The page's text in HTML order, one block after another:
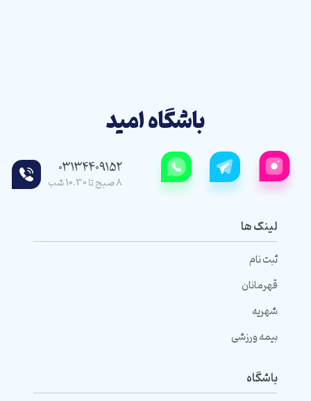
باشگاه امید
03134409152
8 صبح تا 10.30 شب
لینک ها
ثبت نام
قهرمانان
شهریه
بیمه ورزشی
باشگاه